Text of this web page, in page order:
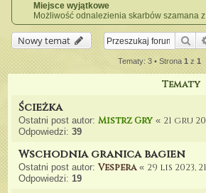
chorych, którzy wykazują
agresję wobec
nieznajomych.
Szkarłatne Grzywy
> Ragir odnowił dawne
stado. Szkarłatni
powrócili na zajmowane
niegdyś ziemie.
Miejsce wyjątkowe
Możliwość odnalezienia skarbów szamana
Nowy temat
Tematy: 3 • Strona1z 1
Tematy
Ścieżka
Ostatni post autor:Mistrz Gry « 21 gru
Odpowiedzi:39
Wschodnia granica bagien
Ostatni post autor:Vespera« 29 lis 2023,
Odpowiedzi:19